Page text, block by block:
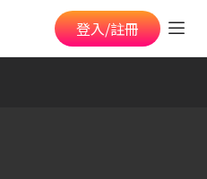
登入/註冊